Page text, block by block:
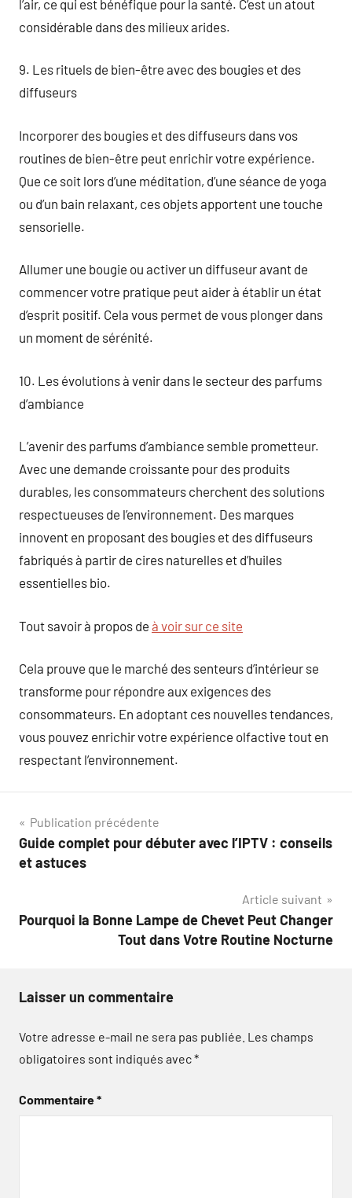
l’air, ce qui est bénéfique pour la santé. C’est un atout
considérable dans des milieux arides.
9. Les rituels de bien-être avec des bougies et des
diffuseurs
Incorporer des bougies et des diffuseurs dans vos
routines de bien-être peut enrichir votre expérience.
Que ce soit lors d’une méditation, d’une séance de yoga
ou d’un bain relaxant, ces objets apportent une touche
sensorielle.
Allumer une bougie ou activer un diffuseur avant de
commencer votre pratique peut aider à établir un état
d’esprit positif. Cela vous permet de vous plonger dans
un moment de sérénité.
10. Les évolutions à venir dans le secteur des parfums
d’ambiance
L’avenir des parfums d’ambiance semble prometteur.
Avec une demande croissante pour des produits
durables, les consommateurs cherchent des solutions
respectueuses de l’environnement. Des marques
innovent en proposant des bougies et des diffuseurs
fabriqués à partir de cires naturelles et d’huiles
essentielles bio.
Tout savoir à propos de à voir sur ce site
Cela prouve que le marché des senteurs d’intérieur se
transforme pour répondre aux exigences des
consommateurs. En adoptant ces nouvelles tendances,
vous pouvez enrichir votre expérience olfactive tout en
respectant l’environnement.
Navigation
de
Publication précédente
Guide complet pour débuter avec l’IPTV : conseils
et astuces
Article suivant
Pourquoi la Bonne Lampe de Chevet Peut Changer
Tout dans Votre Routine Nocturne
Laisser un commentaire
Votre adresse e-mail ne sera pas publiée. Les champs
obligatoires sont indiqués avec*
Commentaire*